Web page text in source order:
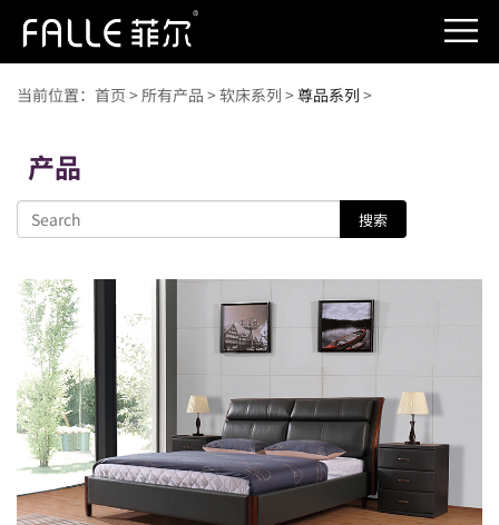
当前位置： 首页 >所有产品 >软床系列 >尊品系列 >
产品
搜索